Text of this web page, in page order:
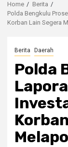
Home
Berita
Polda Bengkulu
Korban Lain Segera
Berita Daerah
Polda